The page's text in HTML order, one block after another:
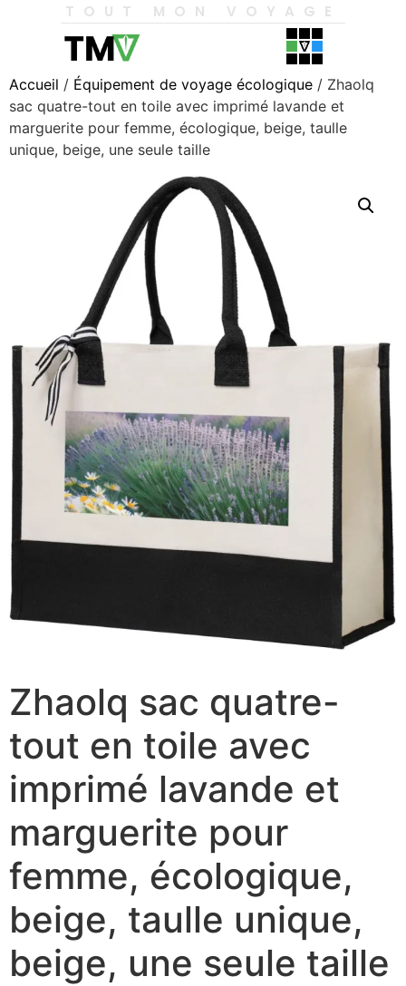
TOUT MON VOYAGE
Accueil / Équipement de voyage écologique / Zhaolq
sac quatre-tout en toile avec imprimé lavande et
marguerite pour femme, écologique, beige, taulle
unique, beige, une seule taille
Zhaolq sac quatre-
tout en toile avec
imprimé lavande et
marguerite pour
femme, écologique,
beige, taulle unique,
beige, une seule taille